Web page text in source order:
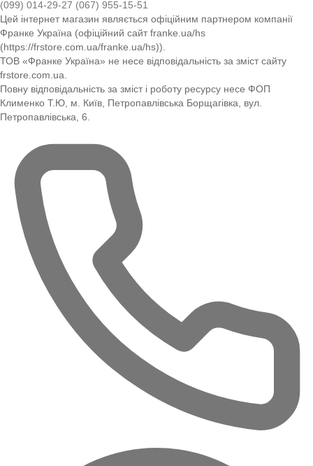
(099) 014-29-27 (067) 955-15-51
Цей інтернет магазин являється офіційним партнером компанії
Франке Україна (офіційний сайт franke.ua/hs
(https://frstore.com.ua/franke.ua/hs)).
ТОВ «Франке Україна» не несе відповідальність за зміст сайту
frstore.com.ua.
Повну відповідальність за зміст і роботу ресурсу несе ФОП
Клименко Т.Ю, м. Київ, Петропавлівська Борщагівка, вул.
Петропавлівська, 6.